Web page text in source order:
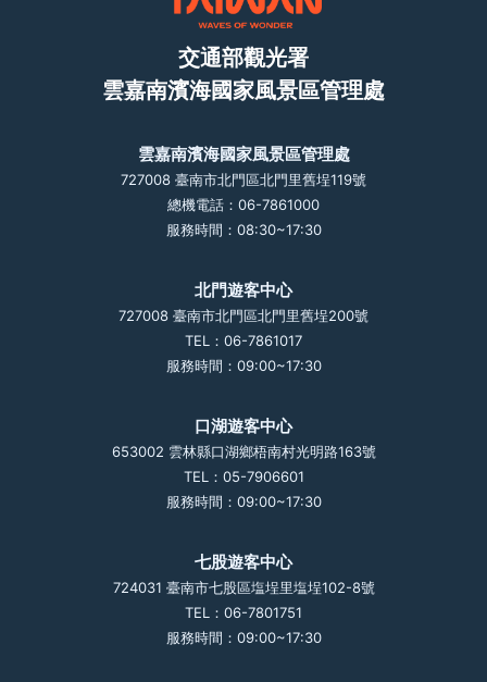
交通部觀光署
雲嘉南濱海國家風景區管理處
雲嘉南濱海國家風景區管理處
727008 臺南市北門區北門里舊埕119號
總機電話：06-7861000
服務時間：08:30~17:30
北門遊客中心
727008 臺南市北門區北門里舊埕200號
TEL：06-7861017
服務時間：09:00~17:30
口湖遊客中心
653002 雲林縣口湖鄉梧南村光明路163號
TEL：05-7906601
服務時間：09:00~17:30
七股遊客中心
724031 臺南市七股區塩埕里塩埕102-8號
TEL：06-7801751
服務時間：09:00~17:30